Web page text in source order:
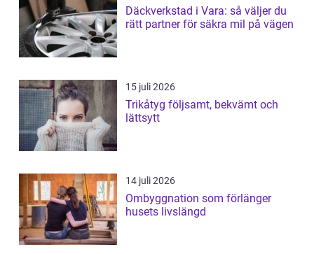
Däckverkstad i Vara: så väljer du
rätt partner för säkra mil på vägen
15 juli 2026
Trikåtyg följsamt, bekvämt och
lättsytt
14 juli 2026
Ombyggnation som förlänger
husets livslängd